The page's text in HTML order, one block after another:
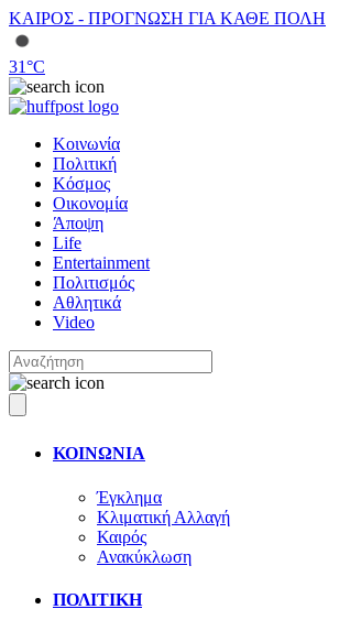
ΚΑΙΡΟΣ - ΠΡΟΓΝΩΣΗ ΓΙΑ ΚΑΘΕ ΠΟΛΗ
31°C
Κοινωνία
Πολιτική
Κόσμος
Οικονομία
Άποψη
Life
Entertainment
Πολιτισμός
Αθλητικά
Video
ΚΟΙΝΩΝΙΑ
Έγκλημα
Κλιματική Αλλαγή
Καιρός
Ανακύκλωση
ΠΟΛΙΤΙΚΗ